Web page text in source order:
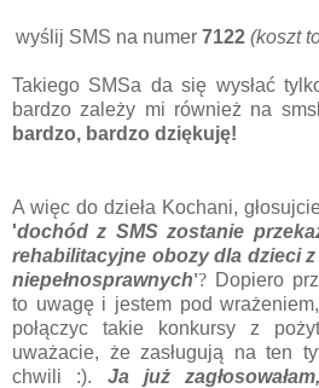
wyślij SMS na numer 7122 (koszt
Takiego SMSa da się wysłać
bardzo zależy mi również na
bardzo, bardzo dziękuję!
A więc do dzieła Kochani,
'dochód z SMS zostanie
rehabilitacyjne obozy dla dzieci
niepełnosprawnych'? Dopiero
to uwagę i jestem pod
połączyc takie konkursy z
uważacie, że zasługują na ten
chwili :). Ja już